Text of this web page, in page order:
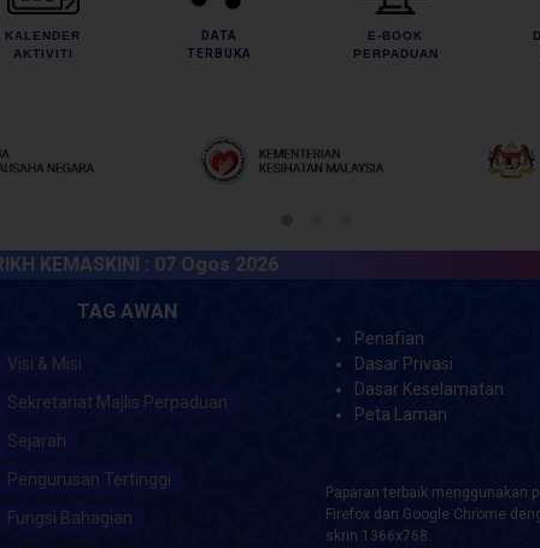
KALENDER
AKTIVITI
DATA
TERBUKA
E-BOOK
PERPADUAN
:07 Ogos 2026
TAG AWAN
Visi & Misi
Sekretariat Majlis Perpaduan
Sejarah
Pengurusan Tertinggi
Fungsi Bahagian
Penafian
Dasar Privasi
Dasar Keselamatan
Peta Laman
Paparan terbaik menggunakan
Firefox dan Google Chrome
skrin 1366x768.